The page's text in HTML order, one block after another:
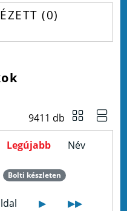
0
9411 db
Legújabb Név
Bolti készleten
▶ ▶▶